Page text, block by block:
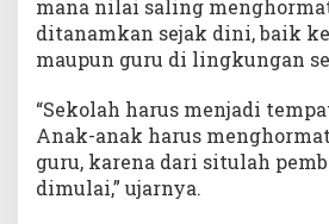
mana nilai saling
ditanamkan sejak dini, baik
maupun guru di lingkungan
“Sekolah harus menjadi
Anak-anak harus
guru, karena dari situlah
dimulai,” ujarnya.